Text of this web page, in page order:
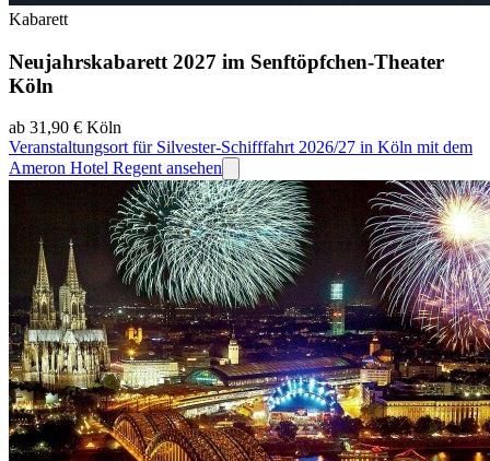
Kabarett
Neujahrskabarett 2027 im Senftöpfchen-Theater
Köln
ab 31,90 € Köln
Veranstaltungsort für Silvester-Schifffahrt 2026/27 in Köln mit dem
Ameron Hotel Regent ansehen